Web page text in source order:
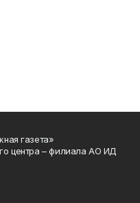
газета»
центра – филиала АО ИД